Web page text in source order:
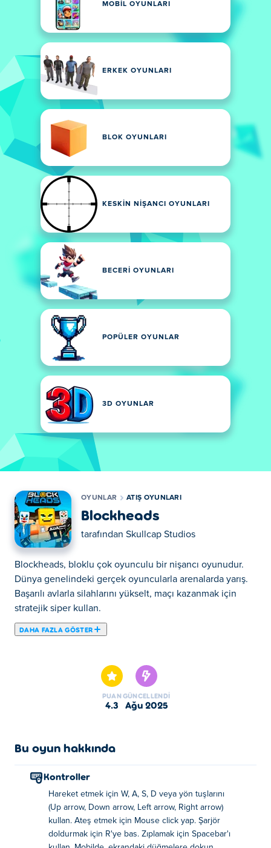
MOBIL OYUNLARI
ERKEK OYUNLARI
BLOK OYUNLARI
KESKIN NIŞANCI OYUNLARI
BECERI OYUNLARI
POPÜLER OYUNLAR
3D OYUNLAR
OYUNLAR ATIŞ OYUNLARI
Blockheads
tarafından Skullcap Studios
Blockheads, bloklu çok oyunculu bir nişancı oyunudur.
Dünya genelindeki gerçek oyuncularla arenalarda yarış.
Başarılı avlarla silahlarını yükselt, maçı kazanmak için
stratejik siper kullan.
DAHA FAZLA GÖSTER
silah oyununa atlayın ve herkesi birer birer silahla
indirerek rakiplerinizle son silah için yarışın! Diğer
oyunculara göre avantaj sağlamak için sağlığınızı,
dövüşte savaşın ve en iyi mankafa olup olamayacağınızı
Blok Kafalar nasıl oynanır?
Masaüstü:
Hareket: WASD veya ok tuşları
PUAN
4.3
GÜNCELLENDI
Ağu 2025
Bu oyun hakkında
Kontroller
Hareket etmek için W, A, S, D veya yön tuşlarını
(Up arrow, Down arrow, Left arrow, Right arrow)
kullan. Ateş etmek için Mouse click yap. Şarjör
doldurmak için R'ye bas. Zıplamak için Spacebar'ı